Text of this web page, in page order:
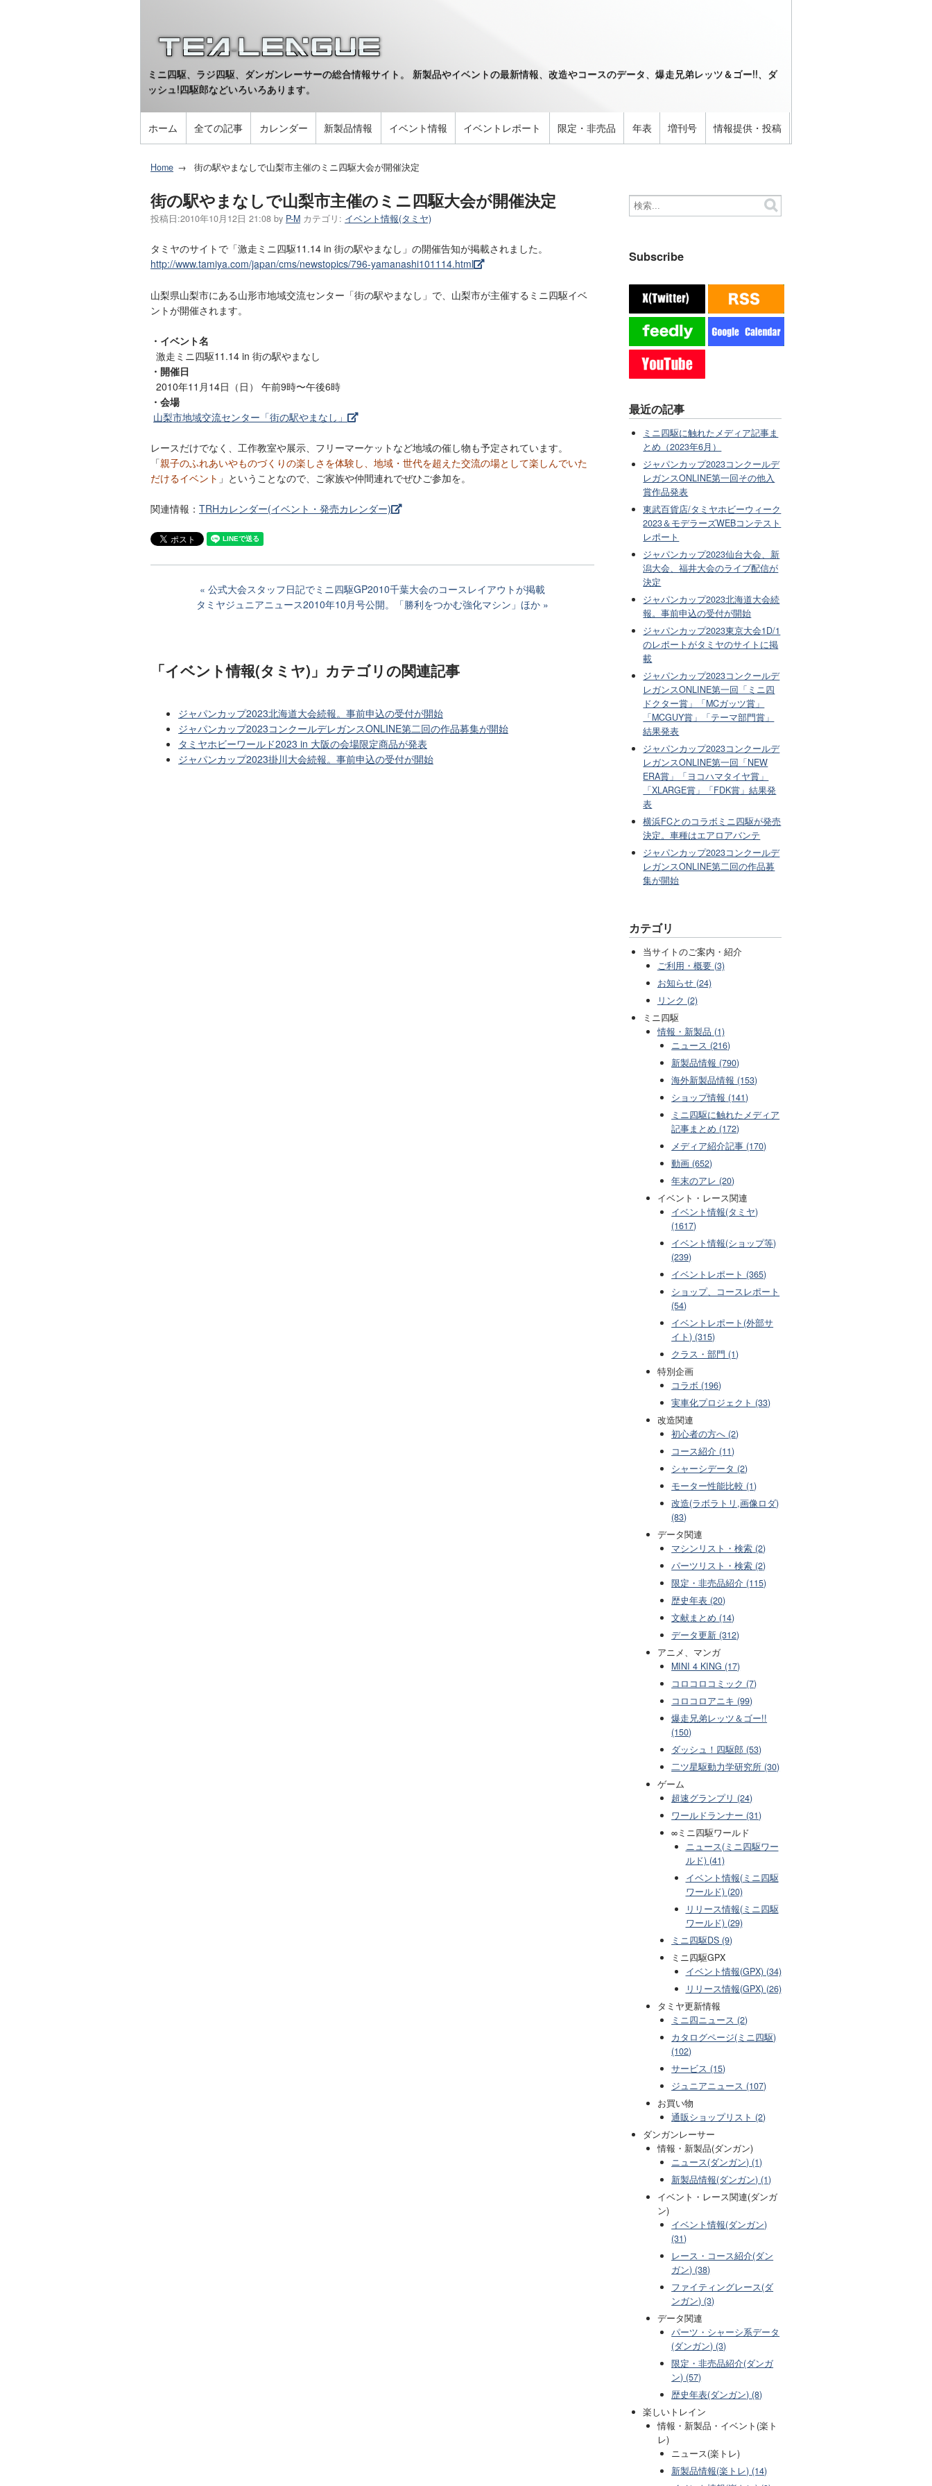
ミニ四駆、ラジ四駆、ダンガンレーサーの総合情報サイト。 新製品やイベントの最新情報、改造やコースのデータ、爆走兄弟レッツ＆ゴー!!、ダ
ッシュ!四駆郎などいろいろあります。
ホーム 全ての記事 カレンダー 新製品情報 イベント情報 イベントレポート 限定・非売品 年表 増刊号 情報提供・投稿
Home 街の駅やまなしで山梨市主催のミニ四駆大会が開催決定
街の駅やまなしで山梨市主催のミニ四駆大会が開催決定
投稿日:2010年10月12日 21:08 by P-M カテゴリ: イベント情報(タミヤ)
タミヤのサイトで「激走ミニ四駆11.14 in 街の駅やまなし」の開催告知が掲載されました。
http://www.tamiya.com/japan/cms/newstopics/796-yamanashi101114.html
山梨県山梨市にある山形市地域交流センター「街の駅やまなし」で、山梨市が主催するミニ四駆イベ
ントが開催されます。
・イベント名
激走ミニ四駆11.14 in 街の駅やまなし
・開催日
2010年11月14日（日） 午前9時〜午後6時
・会場
山梨市地域交流センター「街の駅やまなし」
レースだけでなく、工作教室や展示、フリーマーケットなど地域の催し物も予定されています。
「親子のふれあいやものづくりの楽しさを体験し、地域・世代を超えた交流の場として楽しんでいた
だけるイベント 」ということなので、ご家族や仲間連れでぜひご参加を。
関連情報： TRHカレンダー(イベント・発売カレンダー)
公式大会スタッフ日記でミニ四駆GP2010千葉大会のコースレイアウトが掲載
タミヤジュニアニュース2010年10月号公開。「勝利をつかむ強化マシン」ほか
「イベント情報(タミヤ)」カテゴリの関連記事
ジャパンカップ2023北海道大会続報。事前申込の受付が開始
ジャパンカップ2023コンクールデレガンスONLINE第二回の作品募集が開始
タミヤホビーワールド2023 in 大阪の会場限定商品が発表
ジャパンカップ2023掛川大会続報。事前申込の受付が開始
Subscribe
最近の記事
ミニ四駆に触れたメディア記事ま
とめ（2023年6月）
ジャパンカップ2023コンクールデ
レガンスONLINE第一回その他入
賞作品発表
東武百貨店/タミヤホビーウィーク
2023＆モデラーズWEBコンテスト
レポート
ジャパンカップ2023仙台大会、新
潟大会、福井大会のライブ配信が
決定
ジャパンカップ2023北海道大会続
報。事前申込の受付が開始
ジャパンカップ2023東京大会1D/1
のレポートがタミヤのサイトに掲
載
ジャパンカップ2023コンクールデ
レガンスONLINE第一回「ミニ四
ドクター賞」「MCガッツ賞」
「MCGUY賞」「テーマ部門賞」
結果発表
ジャパンカップ2023コンクールデ
レガンスONLINE第一回「NEW
ERA賞」「ヨコハマタイヤ賞」
「XLARGE賞」「FDK賞」結果発
表
横浜FCとのコラボミニ四駆が発売
決定。車種はエアロアバンテ
ジャパンカップ2023コンクールデ
レガンスONLINE第二回の作品募
集が開始
カテゴリ
当サイトのご案内・紹介
ご利用・概要 (3)
お知らせ (24)
リンク (2)
ミニ四駆
情報・新製品 (1)
ニュース (216)
新製品情報 (790)
海外新製品情報 (153)
ショップ情報 (141)
ミニ四駆に触れたメディア
記事まとめ (172)
メディア紹介記事 (170)
動画 (652)
年末のアレ (20)
イベント・レース関連
イベント情報(タミヤ)
(1617)
イベント情報(ショップ等)
(239)
イベントレポート (365)
ショップ、コースレポート
(54)
イベントレポート(外部サ
イト) (315)
クラス・部門 (1)
特別企画
コラボ (196)
実車化プロジェクト (33)
改造関連
初心者の方へ (2)
コース紹介 (11)
シャーシデータ (2)
モーター性能比較 (1)
改造(ラボラトリ,画像ロダ)
(83)
データ関連
マシンリスト・検索 (2)
パーツリスト・検索 (2)
限定・非売品紹介 (115)
歴史年表 (20)
文献まとめ (14)
データ更新 (312)
アニメ、マンガ
MINI 4 KING (17)
コロコロコミック (7)
コロコロアニキ (99)
爆走兄弟レッツ＆ゴー!!
(150)
ダッシュ！四駆郎 (53)
二ツ星駆動力学研究所 (30)
ゲーム
超速グランプリ (24)
ワールドランナー (31)
∞ミニ四駆ワールド
ニュース(ミニ四駆ワー
ルド) (41)
イベント情報(ミニ四駆
ワールド) (20)
リリース情報(ミニ四駆
ワールド) (29)
ミニ四駆DS (9)
ミニ四駆GPX
イベント情報(GPX) (34)
リリース情報(GPX) (26)
タミヤ更新情報
ミニ四ニュース (2)
カタログページ(ミニ四駆)
(102)
サービス (15)
ジュニアニュース (107)
お買い物
通販ショップリスト (2)
ダンガンレーサー
情報・新製品(ダンガン)
ニュース(ダンガン) (1)
新製品情報(ダンガン) (1)
イベント・レース関連(ダンガ
ン)
イベント情報(ダンガン)
(31)
レース・コース紹介(ダン
ガン) (38)
ファイティングレース(ダ
ンガン) (3)
データ関連
パーツ・シャーシ系データ
(ダンガン) (3)
限定・非売品紹介(ダンガ
ン) (57)
歴史年表(ダンガン) (8)
楽しいトレイン
情報・新製品・イベント(楽ト
レ)
ニュース(楽トレ)
新製品情報(楽トレ) (14)